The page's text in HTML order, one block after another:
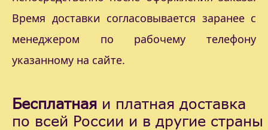
Время доставки согласовывается заранее с
менеджером по рабочему телефону
указанному на сайте.
Бесплатная и платная доставка
по всей России и в другие страны